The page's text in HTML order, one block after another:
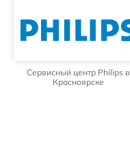
Сервисный центр Philips в
Красноярске